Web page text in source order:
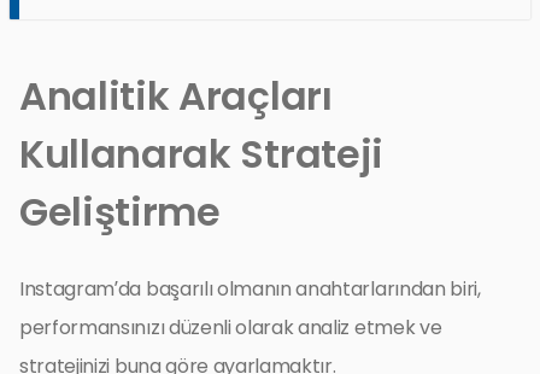
Analitik Araçları
Kullanarak Strateji
Geliştirme
Instagram’da başarılı olmanın anahtarlarından biri,
performansınızı düzenli olarak analiz etmek ve
stratejinizi buna göre ayarlamaktır.